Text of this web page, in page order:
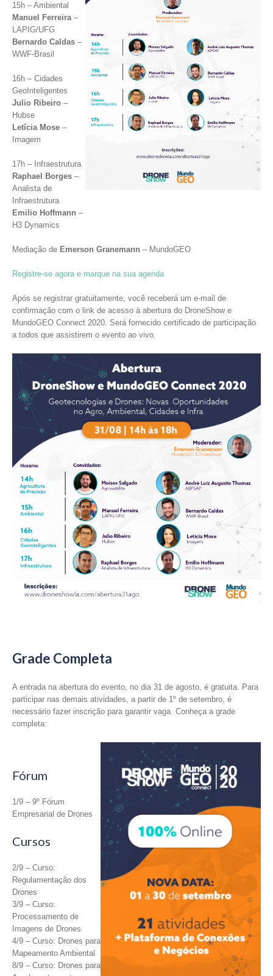
15h – Ambiental
Manuel Ferreira–
LAPIG/UFG
Bernardo Caldas –
WWF-Brasil
16h – Cidades
GeoInteligentes
Julio Ribeiro –
Hubse
Letícia Mose –
Imagem
17h – Infraestrutura
Raphael Borges –
Analista de
Infraestrutura
Emilio Hoffmann –
H3 Dynamics
Mediação de Emerson Granemann – MundoGEO
Registre-se agora e marque na sua agenda
Após se registrar gratuitamente, você receberá um e-mail de
confirmação com o link de acesso à abertura do DroneShow e
MundoGEO Connect 2020. Será fornecido certificado de participação
a todos que assistirem o evento ao vivo.
Grade Completa
A entrada na abertura do evento, no dia 31 de agosto, é gratuita. Para
participar nas demais atividades, a partir de 1º de setembro, é
necessário fazer inscrição para garantir vaga. Conheça a grade
completa:
Fórum
1/9 – 9º Fórum
Empresarial de Drones
Cursos
2/9 – Curso:
Regulamentação dos
Drones
3/9 – Curso:
Processamento de
Imagens de Drones
4/9 – Curso: Drones para
Mapeamento Ambiental
8/9 – Curso: Drones para